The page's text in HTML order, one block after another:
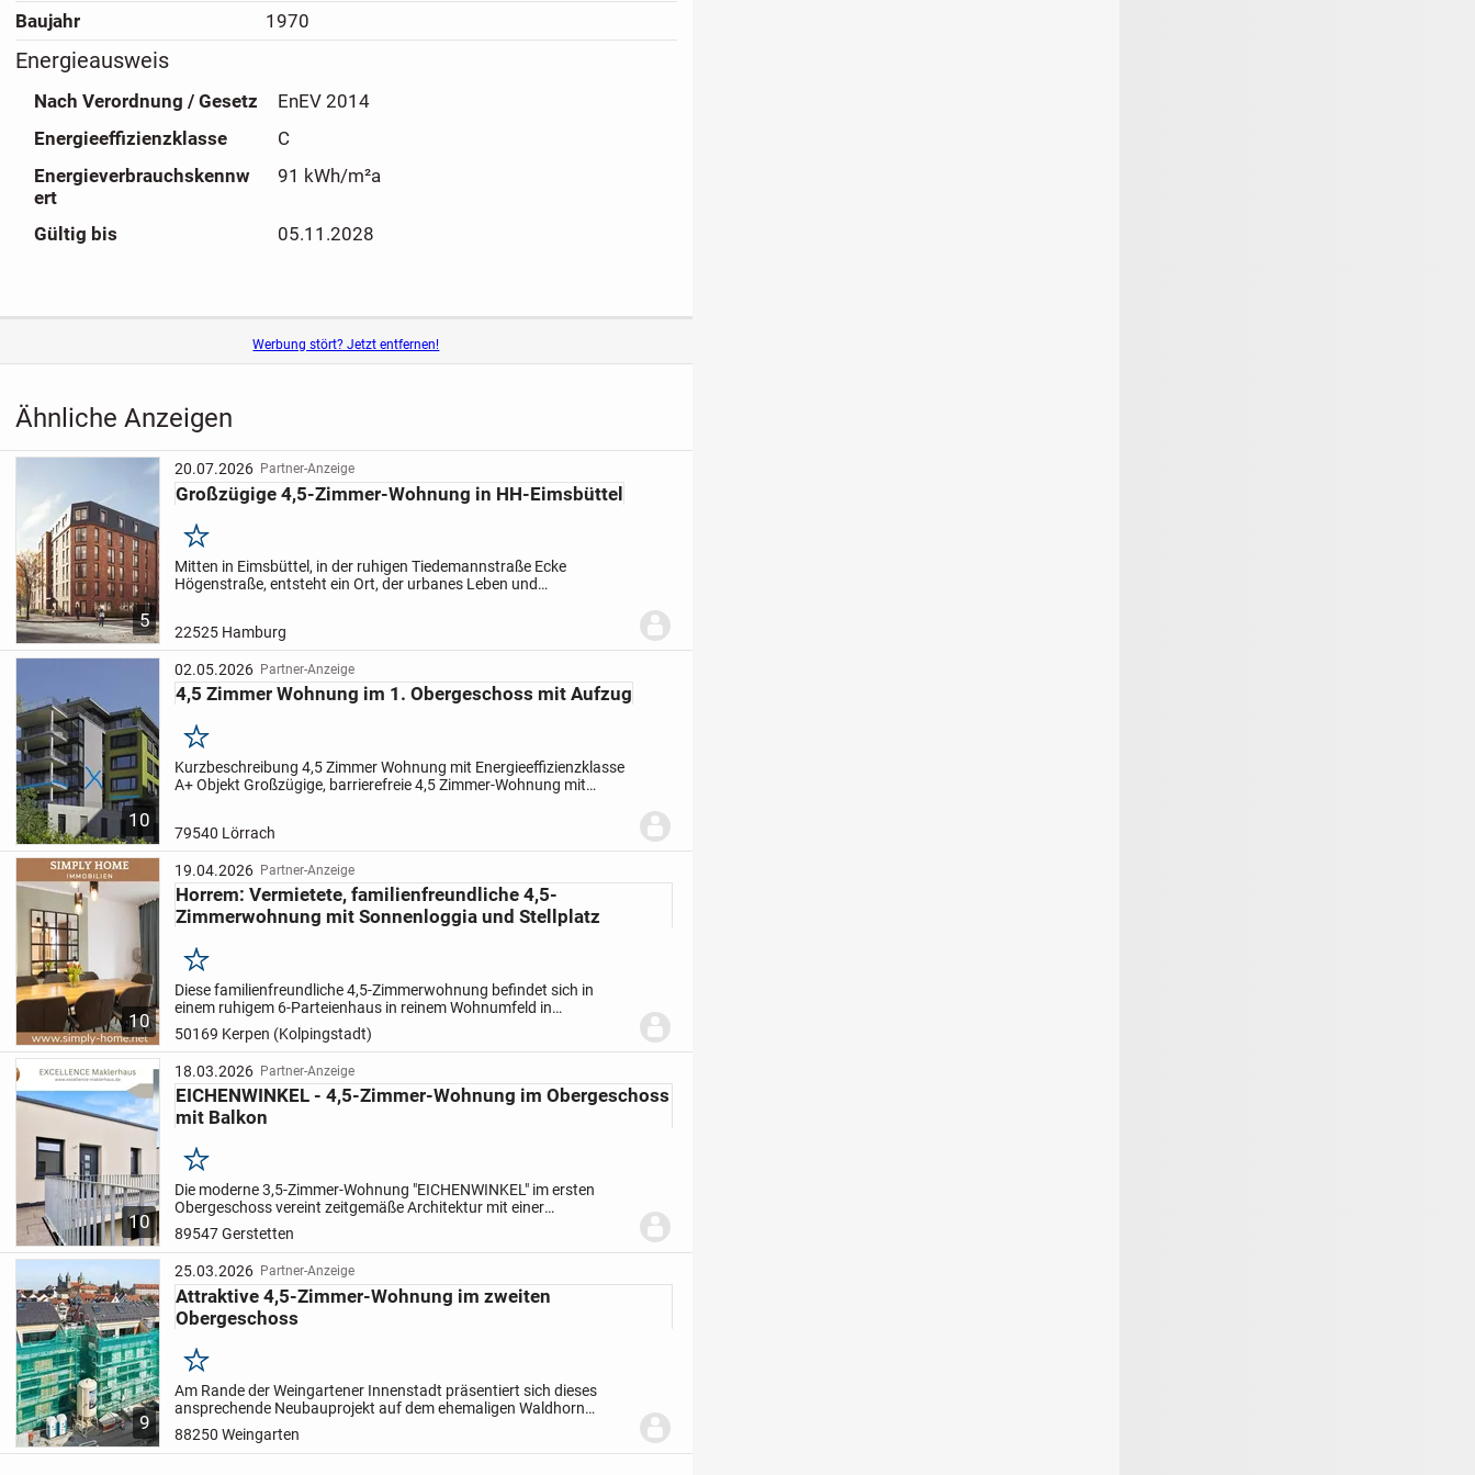
Baujahr 1970
Energieausweis
Nach Verordnung / Gesetz
EnEV 2014
Energieeffizienzklasse
C
Energieverbrauchskennw
ert
91 kWh/m²a
Gültig bis 05.11.2028
Werbung stört? Jetzt entfernen!
Ähnliche Anzeigen
5
20.07.2026 Partner-Anzeige
Großzügige 4,5-Zimmer-Wohnung in HH-Eimsbüttel
Merken
Mitten in Eimsbüttel, in der ruhigen Tiedemannstraße Ecke
Högenstraße, entsteht ein Ort, der urbanes Leben und
22525 Hamburg
10
02.05.2026 Partner-Anzeige
4,5 Zimmer Wohnung im 1. Obergeschoss mit Aufzug
Merken
Kurzbeschreibung 4,5 Zimmer Wohnung mit Energieeffizienzklasse
A+ Objekt Großzügige, barrierefreie 4,5 Zimmer-Wohnung mit
79540 Lörrach
10
19.04.2026 Partner-Anzeige
Horrem: Vermietete, familienfreundliche 4,5-
Zimmerwohnung mit Sonnenloggia und Stellplatz
Merken
Diese familienfreundliche 4,5-Zimmerwohnung befindet sich in
einem ruhigem 6-Parteienhaus in reinem Wohnumfeld in
zentrumsnaher Wohnlage von Horrem.
erreicht man die...
50169 Kerpen (Kolpingstadt)
10
18.03.2026 Partner-Anzeige
EICHENWINKEL - 4,5-Zimmer-Wohnung im Obergeschoss
mit Balkon
Merken
Die moderne 3,5-Zimmer-Wohnung "EICHENWINKEL" im ersten
Obergeschoss vereint zeitgemäße Architektur mit einer
außergewöhnlich energieeffizienten Bauweise. Die Immobilie aus
dem Jahr 2024 überzeugt...
89547 Gerstetten
9
25.03.2026 Partner-Anzeige
Attraktive 4,5-Zimmer-Wohnung im zweiten
Obergeschoss
Merken
Am Rande der Weingartener Innenstadt präsentiert sich dieses
ansprechende Neubauprojekt auf dem ehemaligen Waldhorn
Gelände. Auf drei Gebäude verteilt entstehen insgesamt 18
attraktive Stadtwohnungen....
88250 Weingarten